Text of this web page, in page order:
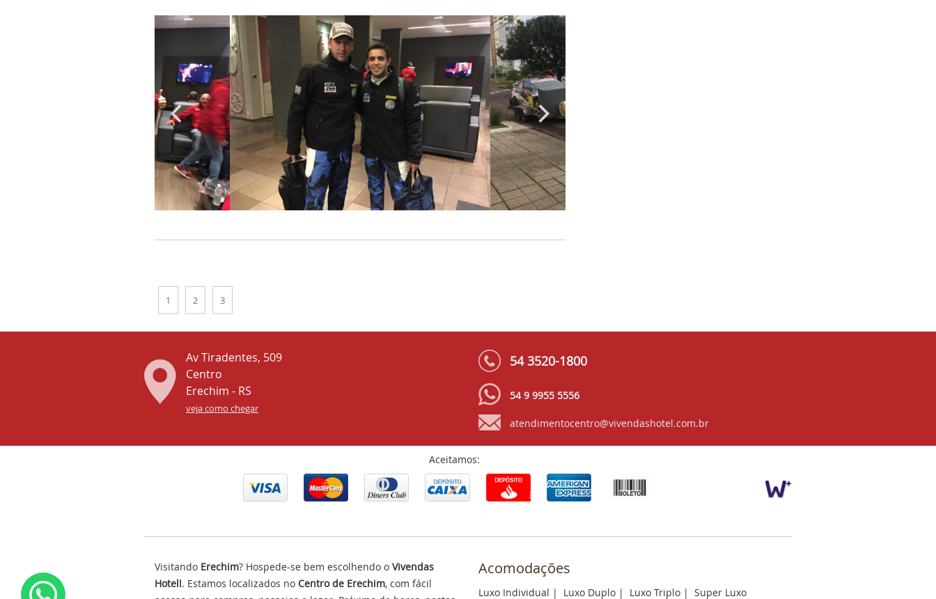
1 2 3
Av Tiradentes, 509
Centro
Erechim - RS
veja como chegar
54 3520-1800
54 9 9955 5556
atendimentocentro@vivendashotel.com.br
Aceitamos:
Visitando Erechim? Hospede-se bem escolhendo o Vivendas
Hotel!. Estamos localizados no Centro de Erechim, com fácil
Acomodações
Luxo Individual | Luxo Duplo | Luxo Triplo | Super Luxo